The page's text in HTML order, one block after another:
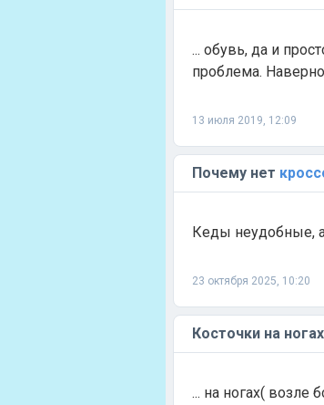
... обувь, да и
проблема.
13 июля 2019, 12:09
Почему нет
Кеды неудобные,
23 октября 2025, 10:20
Косточки на
... на ногах( возле